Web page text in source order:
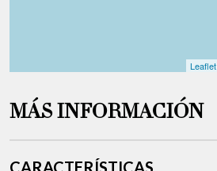
Leaflet
MÁS INFORMACIÓN